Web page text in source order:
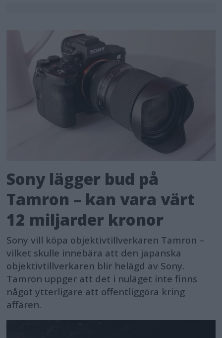
Sony lägger bud på
Tamron – kan vara värt
12 miljarder kronor
Sony vill köpa objektivtillverkaren Tamron –
vilket skulle innebära att den japanska
objektivtillverkaren blir helägd av Sony.
Tamron uppger att det i nuläget inte finns
något ytterligare att offentliggöra kring
affären.